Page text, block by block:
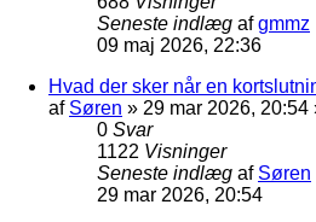
Seneste indlæg afgmmz
09 maj 2026, 22:36
Hvad der sker når en
af Søren » 29 mar 2026, 20:54
0 Svar
1122 Visninger
Seneste indlæg af Søren
29 mar 2026, 20:54